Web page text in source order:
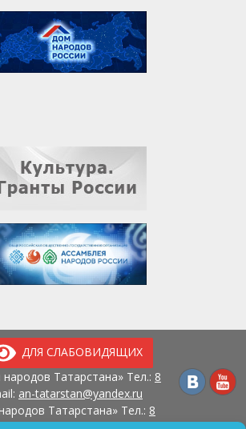
ДЛЯ СЛАБОВИДЯЩИХ
Татарстана» Тел.: 8
an-tatarstan@yandex.ru
Татарстана» Тел.: 8